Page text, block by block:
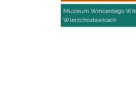
Muzeum Wincentego
Wierzchosławicach